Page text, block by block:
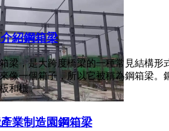
業制造園鋼箱梁
紹鋼箱梁
梁，是大跨度橋梁的一種常見結構形
像一個箱子，所以它被稱為鋼箱梁。
和橫